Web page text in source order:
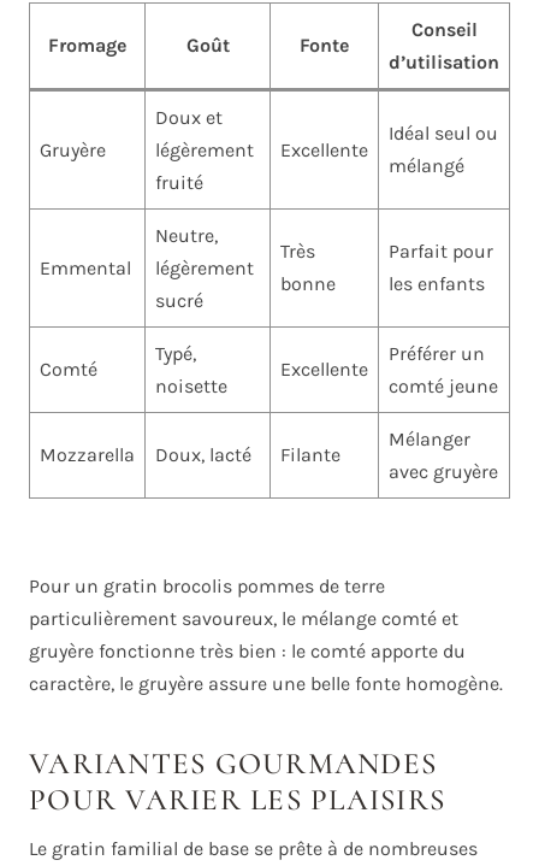
Fromage Goût Fonte
Conseil
d’utilisation
Gruyère
Doux et
légèrement
fruité
Excellente
Idéal seul ou
mélangé
Emmental
Neutre,
légèrement
sucré
Très
bonne
Parfait pour
les enfants
Comté
Typé,
noisette
Excellente
Préférer un
comté jeune
Mozzarella Doux, lacté Filante
Mélanger
avec gruyère
Pour un gratin brocolis pommes de terre
particulièrement savoureux, le mélange comté et
gruyère fonctionne très bien : le comté apporte du
caractère, le gruyère assure une belle fonte homogène.
VARIANTES GOURMANDES
POUR VARIER LES PLAISIRS
Le gratin familial de base se prête à de nombreuses